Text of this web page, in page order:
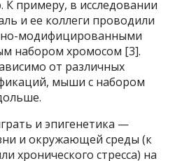
К примеру, в исследовании
и ее коллеги проводили
модифицированными
набором хромосом [3].
от различных
мыши с набором
и эпигенетика —
и окружающей среды (к
хронического стресса) на